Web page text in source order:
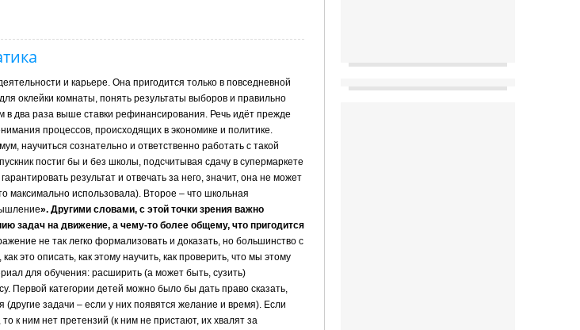
и карьере. Она пригодится только в повседневной
оклейки комнаты, понять результаты выборов и правильно
в два раза выше ставки рефинансирования. Речь идёт прежде
процессов, происходящих в экономике и политике.
научиться сознательно и ответственно работать с такой
постиг бы и без школы, подсчитывая сдачу в супермаркете
результат и отвечать за него, значит, она не может
максимально использовала). Второе – что школьная
». Другими словами, с этой точки зрения важно
задач на движение, а чему­-то более общему, что пригодится
не так легко формализовать и доказать, но большинство с
это описать, как этому научить, как проверить, что мы этому
для обучения: расширить (а может быть, сузить)
Первой категории детей можно было бы дать право сказать,
задачи – если у них появятся желание и время). Если
к ним нет претензий (к ним не пристают, их хвалят за